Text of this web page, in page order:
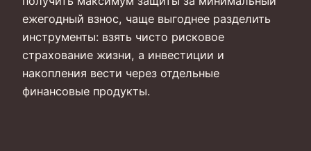
ежегодный взнос, чаще выгоднее разделить
инструменты: взять чисто рисковое
страхование жизни, а инвестиции и
накопления вести через отдельные
финансовые продукты.